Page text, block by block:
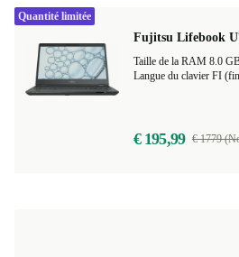
Fujitsu Lifebook
Taille de la RAM 8.0
Langue du clavier FI
€ 195,99 € 1779
Quantité limitée